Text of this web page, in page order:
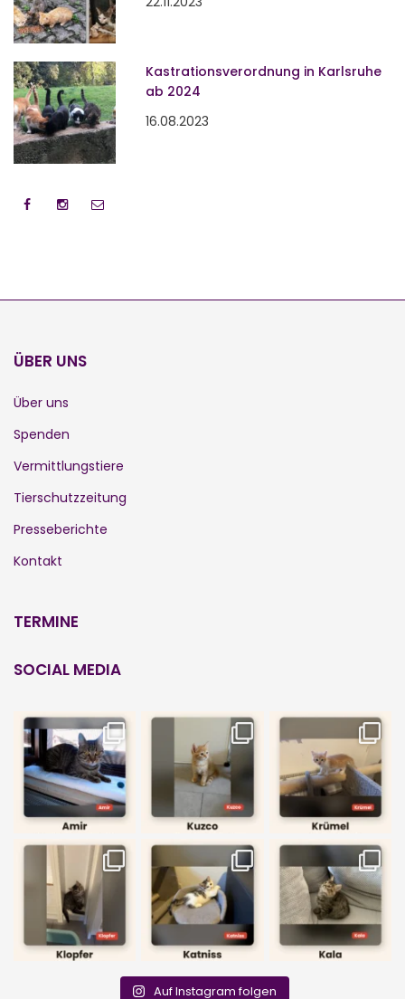
Kastrationsverordnung in Karlsruhe
ab 2024
16.08.2023
ÜBER UNS
Über uns
Spenden
Vermittlungstiere
Tierschutzzeitung
Presseberichte
Kontakt
TERMINE
SOCIAL MEDIA
Auf Instagram folgen